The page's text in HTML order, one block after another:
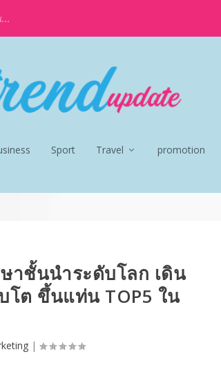
Sport Travel promotion
าชั้นนำระดับโลก เดิน
โต ขึ้นแท่น TOP5 ใน
|